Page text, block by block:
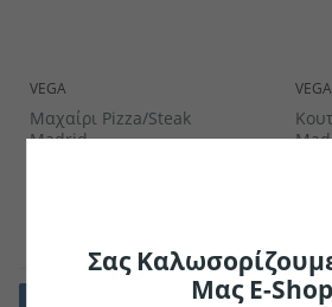
VEGA
Μαχαίρι Pizza/Steak
Madrid
VEGA
Σας
Μας E-